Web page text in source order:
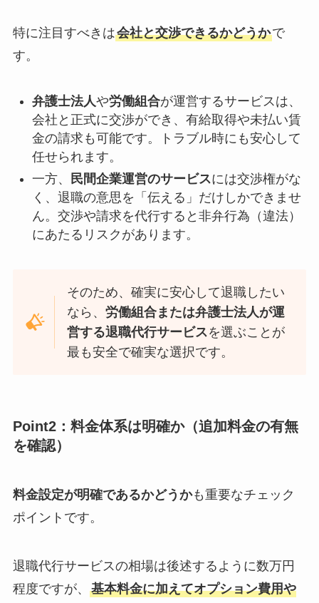
特に注目すべきは会社と交渉できるかどうかで
す。
弁護士法人や労働組合が運営するサービスは、
会社と正式に交渉ができ、有給取得や未払い賃
金の請求も可能です。トラブル時にも安心して
任せられます。
一方、
民間企業運営のサービスには交渉権がな
く、退職の意思を「伝える」だけしかできませ
ん。交渉や請求を代行すると非弁行為（違法）
にあたるリスクがあります。
そのため、確実に安心して退職したい
なら、労働組合または弁護士法人が運
営する退職代行サービスを選ぶことが
最も安全で確実な選択です。
Point2：料金体系は明確か（追加料金の有無
を確認）
料金設定が明確であるかどうかも重要なチェック
ポイントです。
退職代行サービスの相場は後述するように数万円
程度ですが、 基本料金に加えてオプション費用や